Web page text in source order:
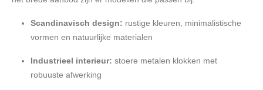
Scandinavisch design: rustige kleuren, minimalistische
vormen en natuurlijke materialen
Industrieel interieur: stoere metalen klokken met
robuuste afwerking